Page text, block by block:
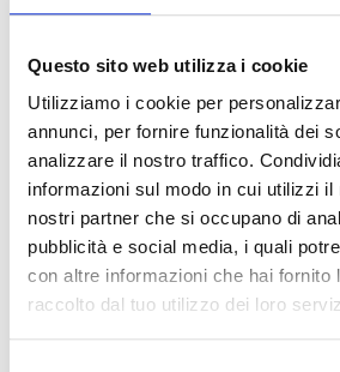
Questo sito web utilizza i cookie
Utilizziamo i cookie per
annunci, per fornire funzionalità dei
analizzare il nostro traffico.
informazioni sul modo in cui utilizzi il
nostri partner che si occupano di
pubblicità e social media, i quali
con altre informazioni che hai fornito
raccolto dal tuo utilizzo dei loro